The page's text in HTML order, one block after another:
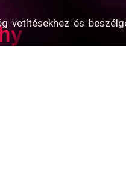
vetítésekhez és